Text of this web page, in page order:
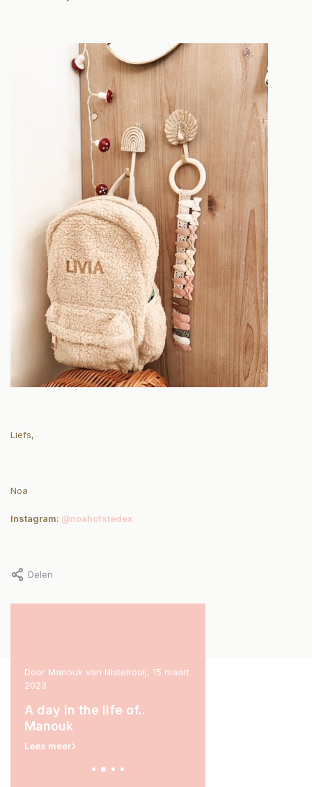
Liefs,
Noa
Instagram: @noahofstedex
Delen
Door Marit Stam, 31 januari 2023
Lees meer